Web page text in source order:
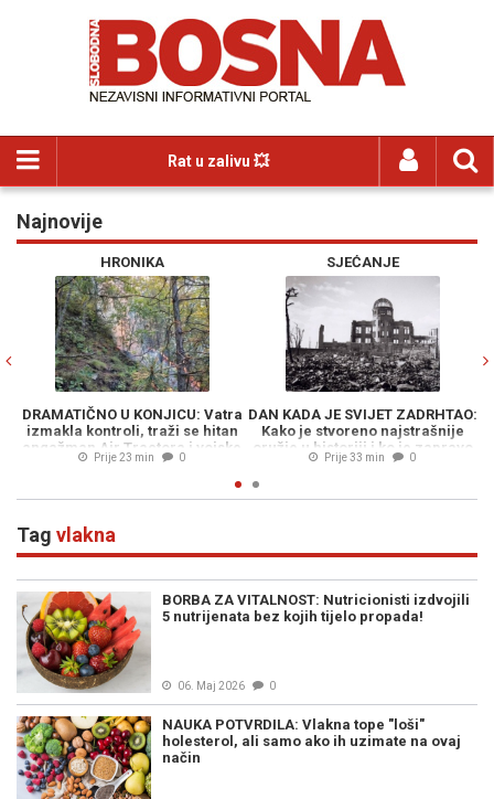
Rat u zalivu 💥
Najnovije
HRONIKA
DRAMATIČNO U KONJICU: Vatra
izmakla kontroli, traži se hitan
angažman Air Tractora i vojske
Prije 23 min 0
SJEĆANJE
DAN KADA JE SVIJET ZADRHTAO:
Kako je stvoreno najstrašnije
oružje u historiji i ko je zapravo
trebao biti meta nuklearne
Prije 33 min 0
Tag vlakna
BORBA ZA VITALNOST: Nutricionisti izdvojili
5 nutrijenata bez kojih tijelo propada!
06. Maj 2026 0
NAUKA POTVRDILA: Vlakna tope "loši"
holesterol, ali samo ako ih uzimate na ovaj
način